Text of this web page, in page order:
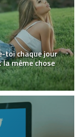
toi chaque jour
la même chose